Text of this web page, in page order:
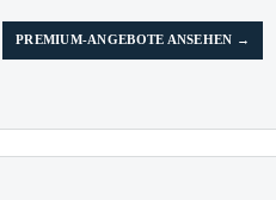
PREMIUM-ANGEBOTE ANSEHEN →